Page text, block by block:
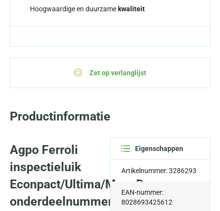
Hoogwaardige en duurzame kwaliteit
Zet op verlanglijst
Productinformatie
Agpo Ferroli
inspectieluik
Econpact/Ultima/MegaDens,
onderdeelnummer
Eigenschappen
Artikelnummer: 3286293
EAN-nummer:
8028693425612